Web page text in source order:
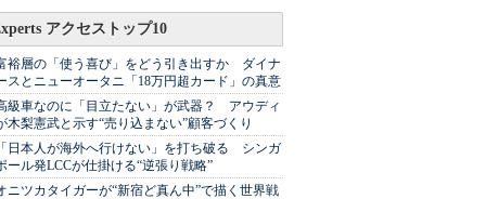
アクセストップ10
裕層の「使う喜び」をどう引き出すか ダイナ
スとニューオータニ「18万円超カード」の真意
級車なのに「目立たない」が武器？ アウディ
木梨憲武と示す“売り込まない”顧客づくり
日本人が海外へ行けない」を打ち破る シンガ
ール発LCCが仕掛ける“逆張り戦略”
ニツカタイガーが“新宿ど真ん中”で描く世界戦